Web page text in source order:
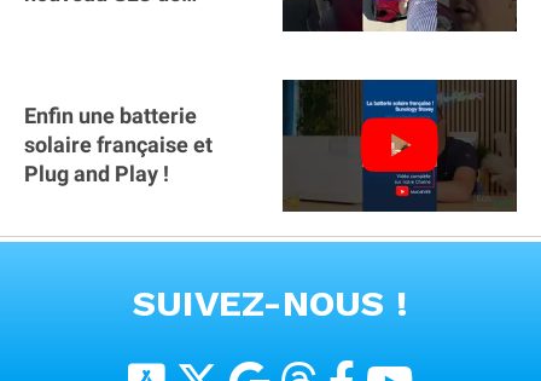
Enfin une batterie
solaire française et
Plug and Play !
SUIVEZ-NOUS !